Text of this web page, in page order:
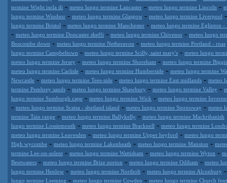
termine Wight isola di - meteo lungo termine Lancaster - meteo lungo termine Lincoln -
lungo termine Windsor - meteo lungo termine Glasgow - meteo lungo termine Liverpool
lungo termine Bristol - meteo lungo termine Manchester - meteo lungo termine Eglinton -
- meteo lungo termine Doncaster sheffi - meteo lungo termine Chivenor - meteo lungo
Boscombe down - meteo lungo termine Netheravon - meteo lungo termine Portland - rnas
lungo termine Campbeltown - meteo lungo termine Scilly, saint mary's - meteo lungo
meteo lungo termine Jersey - meteo lungo termine Shoreham - meteo lungo termine
meteo lungo termine Carlisle - meteo lungo termine Humberside - meteo lungo termine
Newcastle - meteo lungo termine Tees-side - meteo lungo termine East midlands - meteo
termine Pembrey sands - meteo lungo termine Shawbury - meteo lungo termine Valley -
lungo termine Sumburgh cape - meteo lungo termine Wick - meteo lungo termine
- meteo lungo termine Scatsa - shetland island - meteo lungo termine Stornoway - meteo
termine Tain range - meteo lungo termine Ballykelly - meteo lungo termine Machrihanish
lungo termine Lossiemouth - meteo lungo termine Bracknell - meteo lungo termine
meteo lungo termine Leavesden - meteo lungo termine Upper heyford - meteo lungo
High wycombe - meteo lungo termine Lakenheath - meteo lungo termine Manston -
termine Lee-on-solent - meteo lungo termine Wattisham - meteo lungo termine Wyton -
Bentwaters - meteo lungo termine Brize norton - meteo lungo termine Odiham - meteo
lungo termine Henlow - meteo lungo termine Northolt - meteo lungo termine Alconbury
lungo termine Leeming - meteo lungo termine Cowden - meteo lungo termine Church